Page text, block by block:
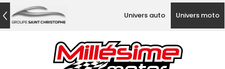
Univers auto Univers moto